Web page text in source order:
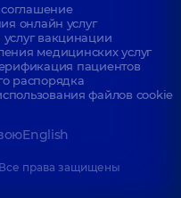
соглашение
онлайн услуг
вакцинации
медицинских услуг
пациентов
распорядка
файлов cookie
English
права защищены